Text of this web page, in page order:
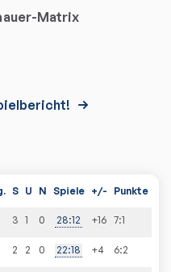
Matrix
S U N Spiele +/- Punkte
3 1 0 28:12 +16 7:1
2 2 0 22:18 +4 6:2